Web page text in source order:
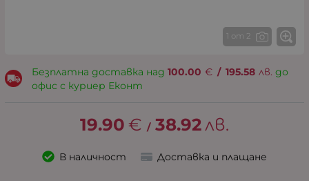
1 от 2
Безплатна доставка над 100.00 € / 195.58 лв. до
офис с куриер Еконт
19.90 € / 38.92лв.
В наличност Доставка и плащане